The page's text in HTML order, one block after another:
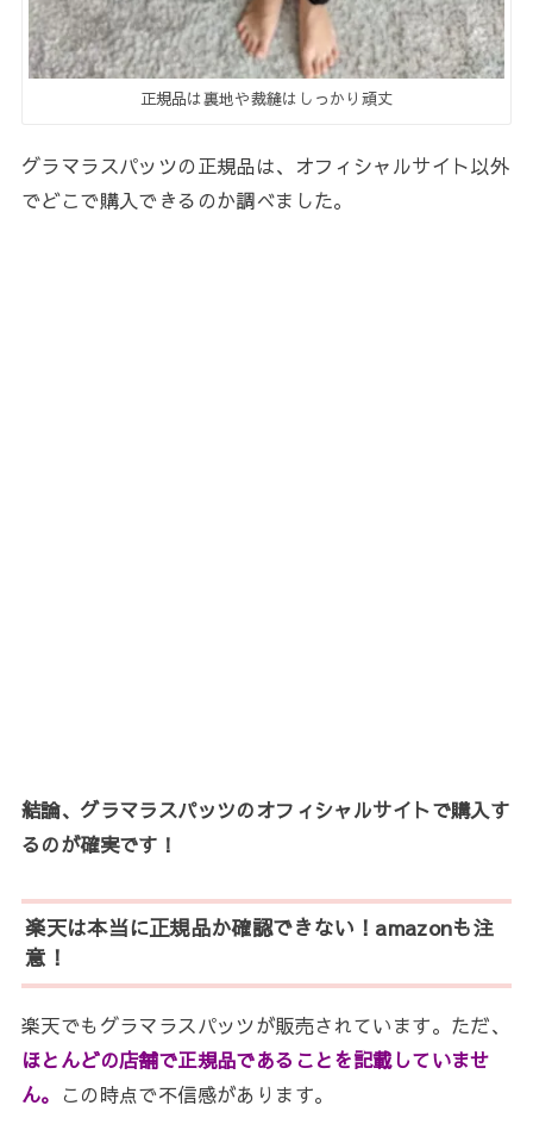
正規品は裏地や裁縫はしっかり頑丈
グラマラスパッツの正規品は、オフィシャルサイト以外
でどこで購入できるのか調べました。
結論、グラマラスパッツのオフィシャルサイトで購入す
るのが確実です！
楽天は本当に正規品か確認できない！amazonも注
意！
楽天でもグラマラスパッツが販売されています。ただ、
ほとんどの店舗で正規品であることを記載していませ
ん。 この時点で不信感があります。